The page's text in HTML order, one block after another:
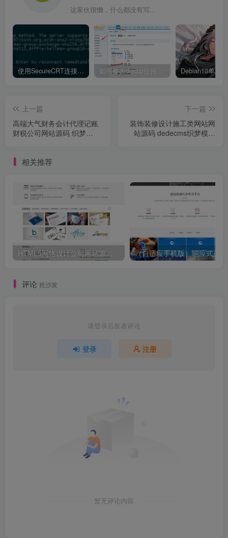
这家伙很懒，什么都没有写...
使用SecureCRT连接Ubuntu20.04报错：Key exchange failed. No compatible key exchange method. 如何修改discuz任何模板的编辑器默认字体类型和默认字体大小
上一篇
高端大气财务会计代理记账
财税公司网站源码 织梦
下一篇
装饰装修设计施工类网站网
站源码 dedecms织梦模板
相关推荐
HTML5网络设计公司网站源码 织梦dedecms整站模板
评论 抢沙发
请登录后发表评论
登录 注册
暂无评论内容